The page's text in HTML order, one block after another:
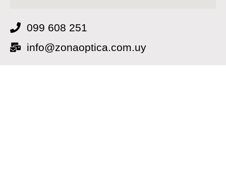
099 608 251
info@zonaoptica.com.uy